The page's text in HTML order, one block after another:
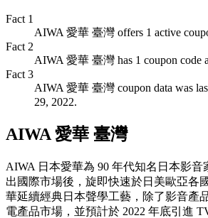
Fact 1
AIWA 愛華 臺灣 offers 1 active
Fact 2
AIWA 愛華 臺灣 has 1 coupon code
Fact 3
AIWA 愛華 臺灣 coupon data was
29, 2022.
AIWA 愛華 臺灣
AIWA 日本愛華為 90 年代知名日本影音
出國際市場後，旋即快速於日美歐亞各
華延續經典日本聲學工藝，除了影音產
電產品市場，並預計於 2022 年底引進